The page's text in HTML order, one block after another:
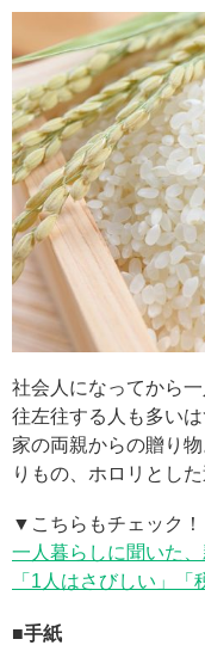
社会人になってから
往左往する人も多い
家の両親からの贈り
りもの、ホロリとし
▼こちらもチェック！
一人暮らしに聞いた
「1人はさびしい」「
■手紙